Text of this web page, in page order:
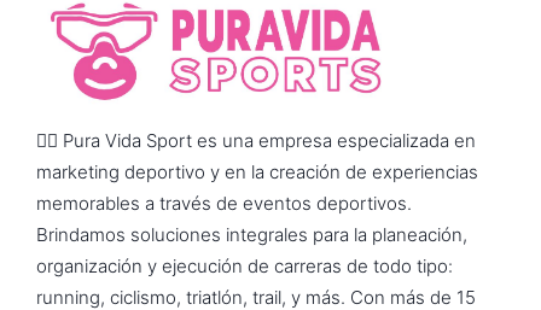
🏃‍♂️ Pura Vida Sport es una empresa especializada en
marketing deportivo y en la creación de experiencias
memorables a través de eventos deportivos.
Brindamos soluciones integrales para la planeación,
organización y ejecución de carreras de todo tipo:
running, ciclismo, triatlón, trail, y más. Con más de 15